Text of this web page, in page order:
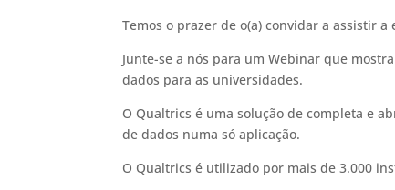
Temos o prazer de o(a) convidar a assistir
Junte-se a nós para um Webinar que
dados para as universidades.
O Qualtrics é uma solução de completa e
de dados numa só aplicação.
O Qualtrics é utilizado por mais de 3.000